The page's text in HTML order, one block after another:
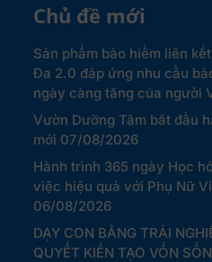
Chủ đề mới
Sản phẩm bảo hiểm liên
Đa 2.0 đáp ứng nhu cầu
ngày càng tăng của người
Vườn Dưỡng Tâm bắt đầu
mới 07/08/2026
Hành trình 365 ngày Học
việc hiệu quả với Phụ Nữ
06/08/2026
DẠY CON BẰNG TRẢI
QUYẾT KIẾN TẠO VỐN